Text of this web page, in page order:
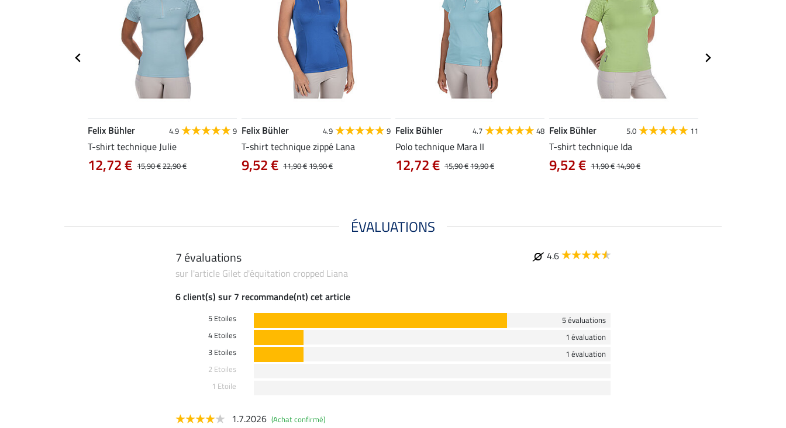
Felix Bühler 4.9 9
T-shirt technique Julie
15,90 €22,90 €
12,72 €
Felix Bühler 4.9 9
T-shirt technique zippé Lana
11,90 €19,90 €
9,52 €
Felix Bühler 4.7 48
Polo technique Mara II
15,90 €19,90 €
12,72 €
Felix Bühler 5.0 11
T-shirt technique Ida
11,90 €14,90 €
9,52 €
ÉVALUATIONS
7 évaluations
4.6
sur l'article Gilet d'équitation cropped Liana
6 client(s) sur 7 recommande(nt) cet article
5 Etoiles
5 évaluations
4 Etoiles
1 évaluation
3 Etoiles
1 évaluation
2 Etoiles
1 Etoile
1.7.2026 (Achat confirmé)